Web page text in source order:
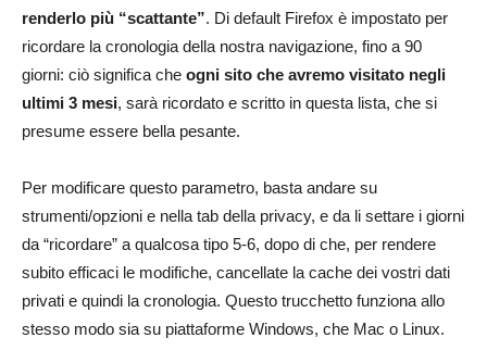
renderlo più “scattante”. Di default Firefox è impostato per
ricordare la cronologia della nostra navigazione, fino a 90
giorni: ciò significa che ogni sito che avremo visitato negli
ultimi 3 mesi, sarà ricordato e scritto in questa lista, che si
presume essere bella pesante.
Per modificare questo parametro, basta andare su
strumenti/opzioni e nella tab della privacy, e da li settare i giorni
da “ricordare” a qualcosa tipo 5-6, dopo di che, per rendere
subito efficaci le modifiche, cancellate la cache dei vostri dati
privati e quindi la cronologia. Questo trucchetto funziona allo
stesso modo sia su piattaforme Windows, che Mac o Linux.